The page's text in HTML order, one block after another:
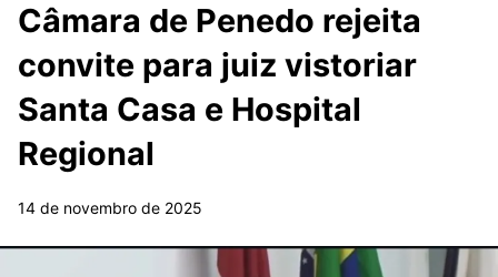
Câmara de Penedo rejeita
convite para juiz vistoriar
Santa Casa e Hospital
Regional
14 de novembro de 2025